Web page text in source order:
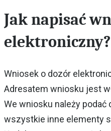
Jak napisać
elektroniczny?
Wniosek o dozór
Adresatem wniosku jest
We wniosku należy podać
wszystkie inne elementy